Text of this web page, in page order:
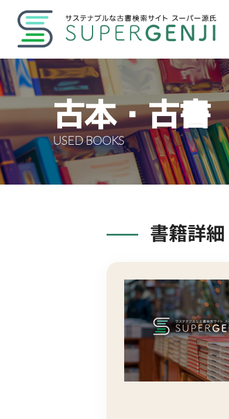
古本・古書
USED BOOKS
書籍詳細